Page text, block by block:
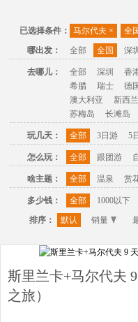
已选择条件： 马尔代夫 × 全
哪出发：
全部 全国 深圳
去哪儿： 全部 深圳 香
希腊
瑞士 德
澳大利亚
新西兰
苏梅岛
长滩岛
玩几天： 全部 3日游 5
怎么玩： 全部 跟团游
啥主题： 全部 温泉 赏
多少钱： 全部 1000以下
排序：
默认 销量
斯里兰卡+马尔代夫
之旅）